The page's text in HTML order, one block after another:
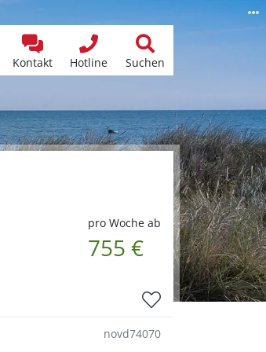
Kontakt Hotline Suchen
pro Woche ab
755 €
novd74070